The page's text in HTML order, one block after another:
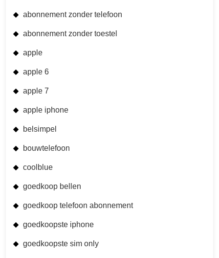
abonnement zonder telefoon
abonnement zonder toestel
apple
apple 6
apple 7
apple iphone
belsimpel
bouwtelefoon
coolblue
goedkoop bellen
goedkoop telefoon abonnement
goedkoopste iphone
goedkoopste sim only